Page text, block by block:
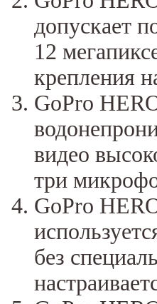
допускает
12
крепления
GoPro
видео
три
GoPro
без